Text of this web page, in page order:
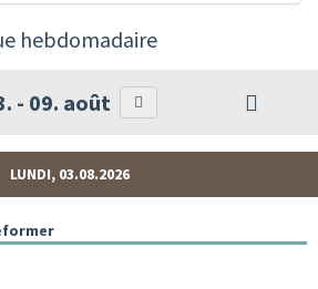
hebdomadaire
- 09. août
LUNDI, 03.08.2026